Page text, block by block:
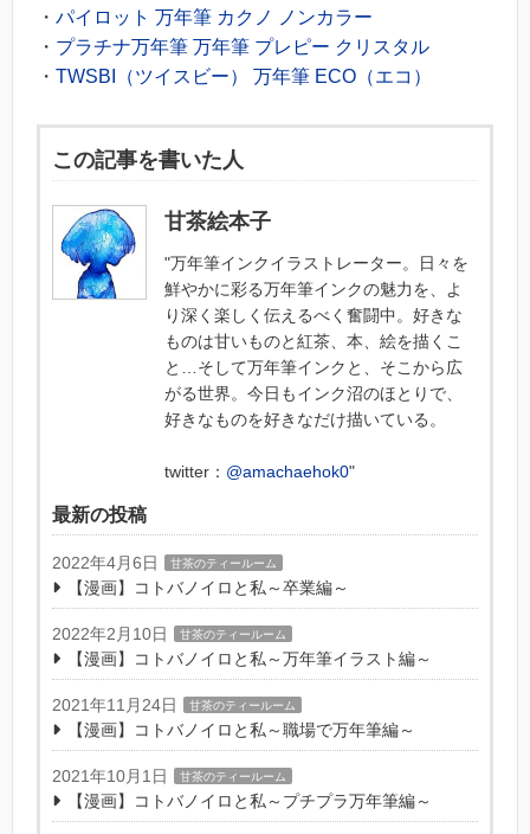
・ パイロット 万年筆 カクノ ノンカラー
・ プラチナ万年筆 万年筆 プレピー クリスタル
・ TWSBI（ツイスビー） 万年筆 ECO（エコ）
この記事を書いた人
甘茶絵本子
"万年筆インクイラストレーター。日々を
鮮やかに彩る万年筆インクの魅力を、よ
り深く楽しく伝えるべく奮闘中。好きな
ものは甘いものと紅茶、本、絵を描くこ
と…そして万年筆インクと、そこから広
がる世界。今日もインク沼のほとりで、
好きなものを好きなだけ描いている。‬
twitter： @amachaehok0"
最新の投稿
2022年4月6日 甘茶のティールーム
【漫画】コトバノイロと私～卒業編～
2022年2月10日 甘茶のティールーム
【漫画】コトバノイロと私～万年筆イラスト編～
2021年11月24日 甘茶のティールーム
【漫画】コトバノイロと私～職場で万年筆編～
2021年10月1日 甘茶のティールーム
【漫画】コトバノイロと私～プチプラ万年筆編～